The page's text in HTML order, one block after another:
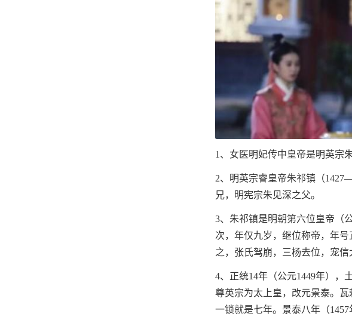
1、女医明妃传中皇帝是明英宗
2、明英宗睿皇帝朱祁镇（
兄，明宪宗朱见深之父。
3、朱祁镇是明朝第六位皇帝（
次，年仅九岁，继位称帝，年
之，张氏驾崩，三杨去位，宠信
4、正统14年（公元1449年），
尊英宗为太上皇，改元景泰。瓦
一锁就是七年。景泰八年（